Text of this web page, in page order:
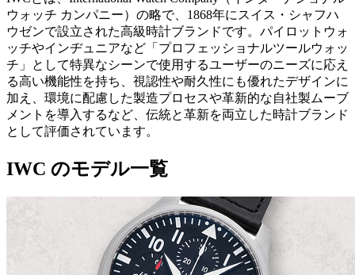
ウォッチ カンパニー）の略で、1868年にスイス・シャフハ
ウゼンで設立された高級時計ブランドです。パイロットウォ
ッチやインヂュニアなど「プロフェッショナルツールウォッ
チ」として特異なシーンで使用するユーザーのニーズに応え
る高い機能性を持ち、視認性や耐久性にも優れたデザインに
加え、環境に配慮した製造プロセスや革新的な自社製ムーブ
メントを導入するなど、伝統と革新を両立した時計ブランド
として評価されています。
IWC のモデル一覧